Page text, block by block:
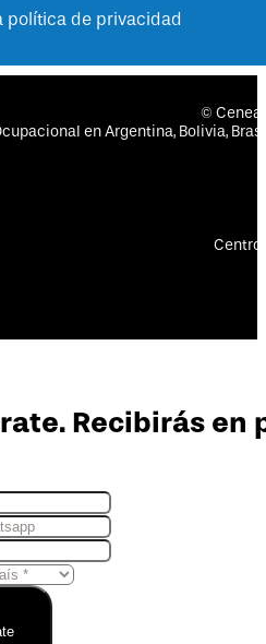
política de privacidad
©
en Argentina, Bolivia,
Centro
Recibirás en